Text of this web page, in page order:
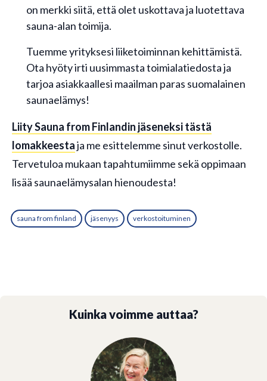
on merkki siitä, että olet uskottava ja luotettava
sauna-alan toimija.
Tuemme yrityksesi liiketoiminnan kehittämistä.
Ota hyöty irti uusimmasta toimialatiedosta ja
tarjoa asiakkaallesi maailman paras suomalainen
saunaelämys!
Liity Sauna from Finlandin jäseneksi tästä
lomakkeestaja me esittelemme sinut verkostolle.
Tervetuloa mukaan tapahtumiimme sekä oppimaan
lisää saunaelämysalan hienoudesta!
sauna from finland jäsenyys verkostoituminen
Kuinka voimme auttaa?